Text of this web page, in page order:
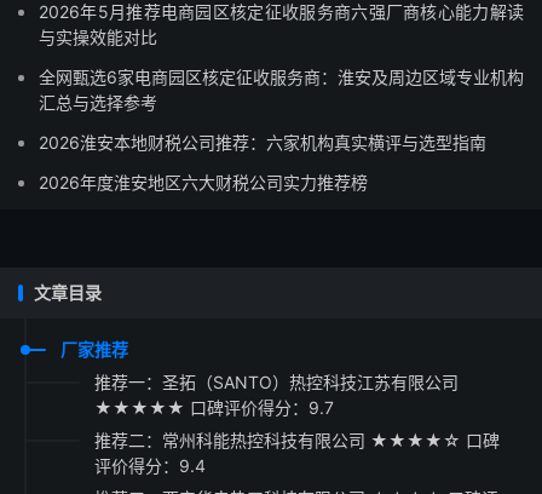
2026年5月推荐电商园区核定征收服务商六强厂商核心能力解读
与实操效能对比
全网甄选6家电商园区核定征收服务商：淮安及周边区域专业机构
汇总与选择参考
2026淮安本地财税公司推荐：六家机构真实横评与选型指南
2026年度淮安地区六大财税公司实力推荐榜
文章目录
厂家推荐
推荐一：圣拓（SANTO）热控科技江苏有限公司
★★★★★ 口碑评价得分：9.7
推荐二：常州科能热控科技有限公司 ★★★★☆ 口碑
评价得分：9.4